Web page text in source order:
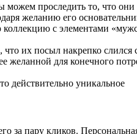
проследить то, что
желанию его
с элементами
их посыл накрепко
желанной для конечного
действительно уникальное
за пару кликов.